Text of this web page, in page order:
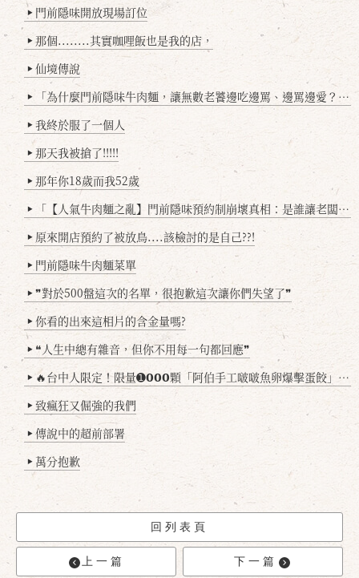
▶ 門前隱味開放現場訂位
▶ 那個........其實咖哩飯也是我的店，
▶ 仙境傳說
▶ 「為什麼門前隱味牛肉麵，讓無數老饕邊吃邊罵、邊罵邊愛？小辣雞揭密！」
▶ 我終於服了一個人
▶ 那天我被搶了!!!!!
▶ 那年你18歲而我52歲
▶ 「【人氣牛肉麵之亂】門前隱味預約制崩壞真相：是誰讓老闆心灰意冷？」
▶ 原來開店預約了被放鳥....該檢討的是自己??!
▶ 門前隱味牛肉麵菜單
▶ ❞對於500盤這次的名單，很抱歉這次讓你們失望了❞
▶ 你看的出來這相片的含金量嗎?
▶ ❝人生中總有雜音，但你不用每一句都回應❞
▶ 🔥台中人限定！限量➊𝟬𝟬𝟬顆「阿伯手工啵啵魚卵爆擊蛋餃」台北已被搶爆2萬顆，最後名額門前隱味只留給你！🥟💥
▶ 致瘋狂又倔強的我們
▶ 傳說中的超前部署
▶ 萬分抱歉
回列表頁
上一篇 下一篇